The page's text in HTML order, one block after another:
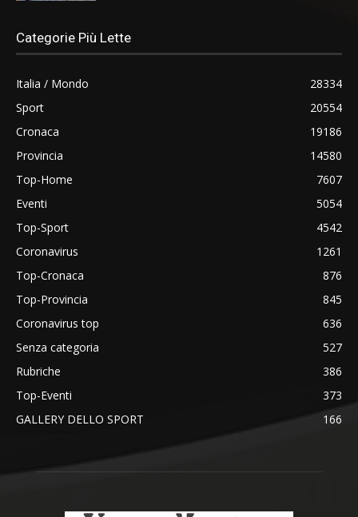
Categorie Più Lette
Italia / Mondo
28334
Sport
20554
Cronaca
19186
Provincia
14580
Top-Home
7607
Eventi
5054
Top-Sport
4542
Coronavirus
1261
Top-Cronaca
876
Top-Provincia
845
Coronavirus top
636
Senza categoria
527
Rubriche
386
Top-Eventi
373
GALLERY DELLO SPORT
166